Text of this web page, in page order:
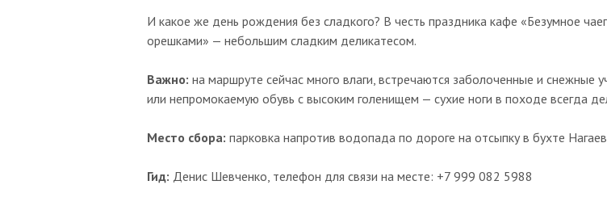
И какое же день рождения без сладкого? В честь праздника кафе «Безумное
орешками» — небольшим сладким деликатесом.
Важно: на маршруте сейчас много влаги, встречаются заболоченные и снежные
или непромокаемую обувь с высоким голенищем — сухие ноги в походе всегда
Место сбора: парковка напротив водопада по дороге на отсыпку в бухте
Гид: Денис Шевченко, телефон для связи на месте: +7 999 082 5988